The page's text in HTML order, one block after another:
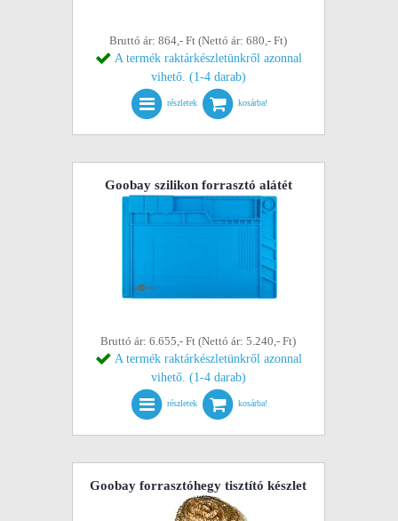
Bruttó ár: 864,- Ft (Nettó ár: 680,- Ft)
A termék raktárkészletünkről azonnal
vihető. (1-4 darab)
részletek kosárba!
Goobay szilikon forrasztó alátét
Bruttó ár: 6.655,- Ft (Nettó ár: 5.240,- Ft)
A termék raktárkészletünkről azonnal
vihető. (1-4 darab)
részletek kosárba!
Goobay forrasztóhegy tisztító készlet